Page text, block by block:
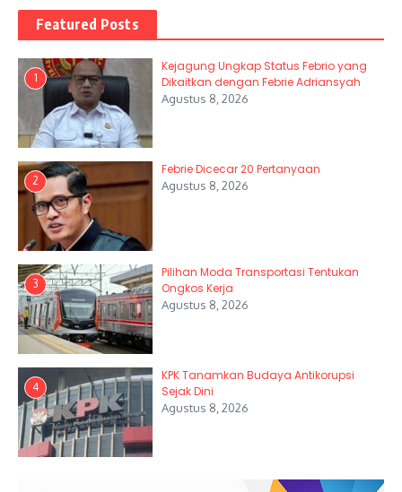
Featured Posts
1
Kejagung Ungkap Status Febrio yang
Dikaitkan dengan Febrie Adriansyah
Agustus 8, 2026
2
Febrie Dicecar 20 Pertanyaan
Agustus 8, 2026
3
Pilihan Moda Transportasi Tentukan
Ongkos Kerja
Agustus 8, 2026
4
KPK Tanamkan Budaya Antikorupsi
Sejak Dini
Agustus 8, 2026